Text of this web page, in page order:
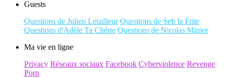
Guests
Questions de Julien Letailleur Questions de Seb la Frite
Questions d'Adèle Ta Chérie Questions de Nicolas Minier
Ma vie en ligne
Privacy Réseaux sociaux Facebook Cyberviolence Revenge
Porn